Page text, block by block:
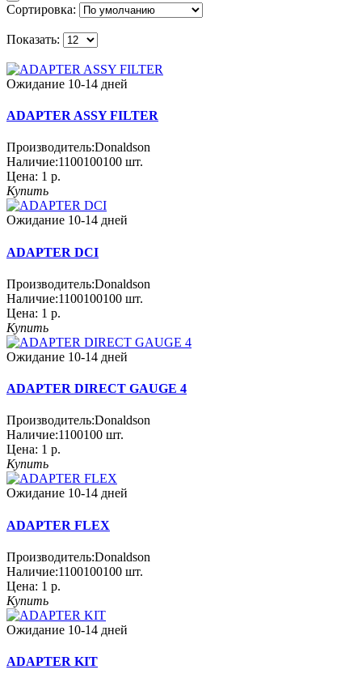
Сортировка:
Показать:
Ожидание 10-14 дней
ADAPTER ASSY FILTER
Производитель:Donaldson
Наличие:1100100100 шт.
Цена: 1 р.
Купить
Ожидание 10-14 дней
ADAPTER DCI
Производитель:Donaldson
Наличие:1100100100 шт.
Цена: 1 р.
Купить
Ожидание 10-14 дней
ADAPTER DIRECT GAUGE 4
Производитель:Donaldson
Наличие:1100100 шт.
Цена: 1 р.
Купить
Ожидание 10-14 дней
ADAPTER FLEX
Производитель:Donaldson
Наличие:1100100100 шт.
Цена: 1 р.
Купить
Ожидание 10-14 дней
ADAPTER KIT